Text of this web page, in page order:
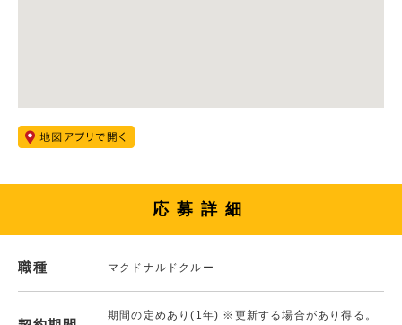
応募詳細
職種 マクドナルドクルー
期間の定めあり(1年) ※更新する場合があり得る。